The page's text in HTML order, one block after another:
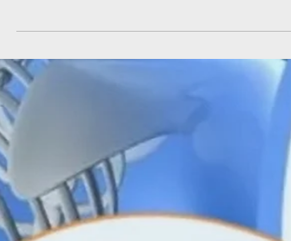
Αιμοδοσία στο Δημαρχείο της πόλης,
τους πολίτες να στηρίξουν έμπρακτα τους
συνανθρώπους που έχουν ανάγκη από αίμα.